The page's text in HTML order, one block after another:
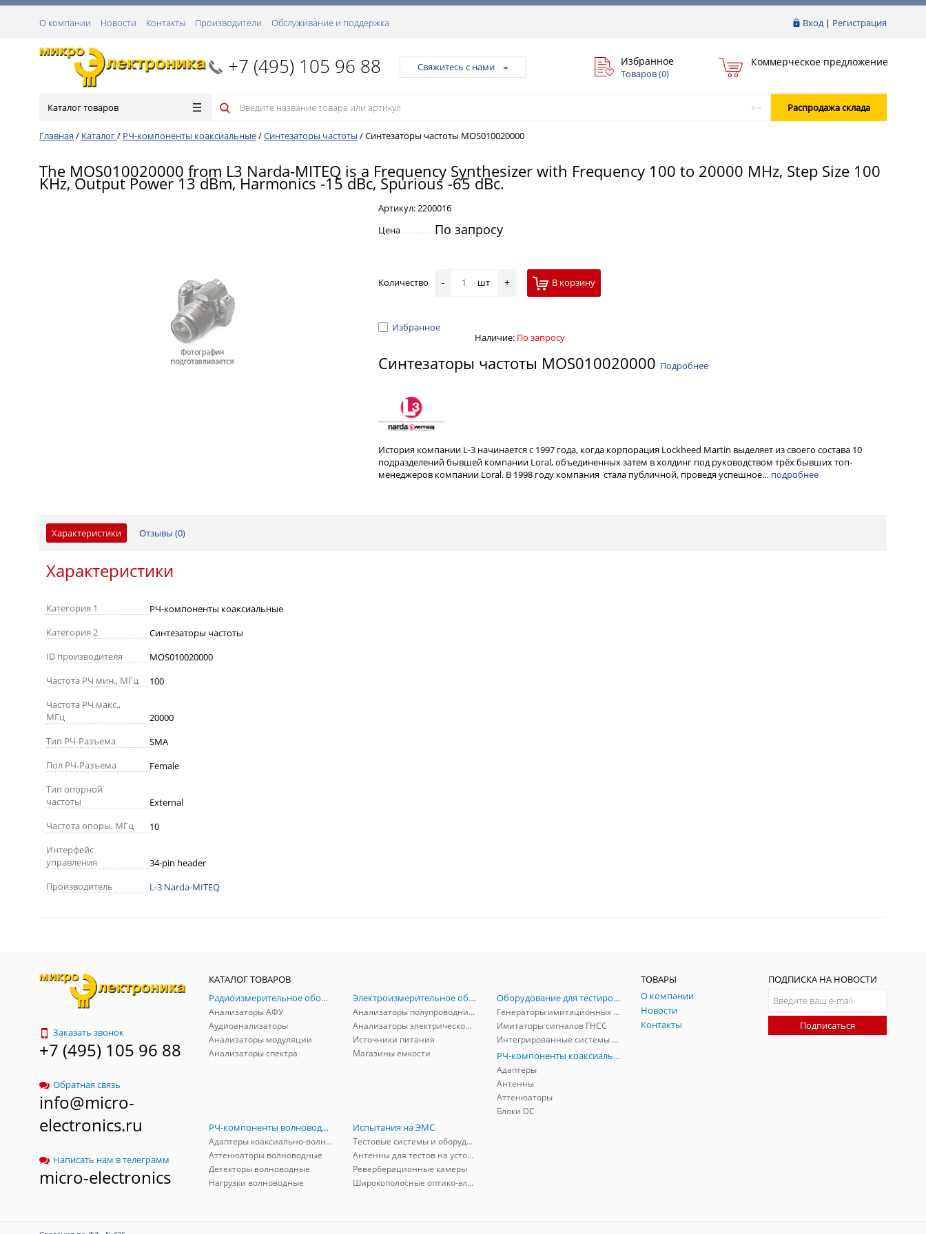
Вход| Регистрация
О компании Новости Контакты Производители Обслуживание и поддержка
+7 (495) 105 96 88 Свяжитесь с нами Избранное
Товаров (0)
Коммерческое предложение
Каталог товаров Распродажа склада
Главная / Каталог/ РЧ-компоненты коаксиальные/Синтезаторы частоты /Синтезаторы частоты MOS010020000
The MOS010020000 from L3 Narda-MITEQ is a Frequency Synthesizer with Frequency 100 to 20000 MHz, Step Size 100
KHz, Output Power 13 dBm, Harmonics -15 dBc, Spurious -65 dBc.
Артикул:2200016
Цена
По запросу
Количество - шт + В корзину
Избранное
Наличие: По запросу
Синтезаторы частоты MOS010020000 Подробнее
История компании L-3 начинается с 1997 года, когда корпорация Lockheed Martin выделяет из своего состава 10
подразделений бывшей компании Loral, объединенных затем в холдинг под руководством трёх бывших топ-
менеджеров компании Loral. В 1998 году компания стала публичной, проведя успешное… подробнее
Характеристики Отзывы (0)
Характеристики
Категория 1
РЧ-компоненты коаксиальные
Категория 2
Синтезаторы частоты
ID производителя
MOS010020000
Частота РЧ мин., МГц
100
Частота РЧ макс.,
МГц
20000
Тип РЧ-Разъема
SMA
Пол РЧ-Разъема
Female
Тип опорной
частоты
External
Частота опоры, МГц
10
Интерфейс
управления
34-pin header
Производитель
L-3 Narda-MITEQ
Заказать звонок
+7 (495) 105 96 88
Обратная связь
info@micro-
electronics.ru
Написать нам в телеграмм
micro-electronics
КАТАЛОГ ТОВАРОВ
Радиоизмерительное оборудование
Анализаторы АФУ
Аудиоанализаторы
Анализаторы модуляции
Анализаторы спектра
Электроизмерительное оборудование
Анализаторы полупроводников
Анализаторы электрической мощности
Источники питания
Магазины емкости
Оборудование для тестирования и симуляции ГНСС
Генераторы имитационных и заградительных помех
Имитаторы сигналов ГНСС
Интегрированные системы защиты от ГНСС-помех
РЧ-компоненты коаксиальные
Адаптеры
Антенны
Аттенюаторы
Блоки DC
РЧ-компоненты волноводные
Адаптеры коаксиально-волноводные
Аттенюаторы волноводные
Детекторы волноводные
Нагрузки волноводные
Испытания на ЭМС
Тестовые системы и оборудование
Антенны для тестов на устойчивость к ЭМП
Реверберационные камеры
Широкополосные оптико-электрические линии
ТОВАРЫ
О компании
Новости
Контакты
ПОДПИСКА НА НОВОСТИ
Подписаться